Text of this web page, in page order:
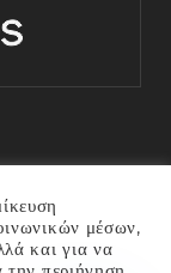
ALL RIGHTS
μέσων,
και για να